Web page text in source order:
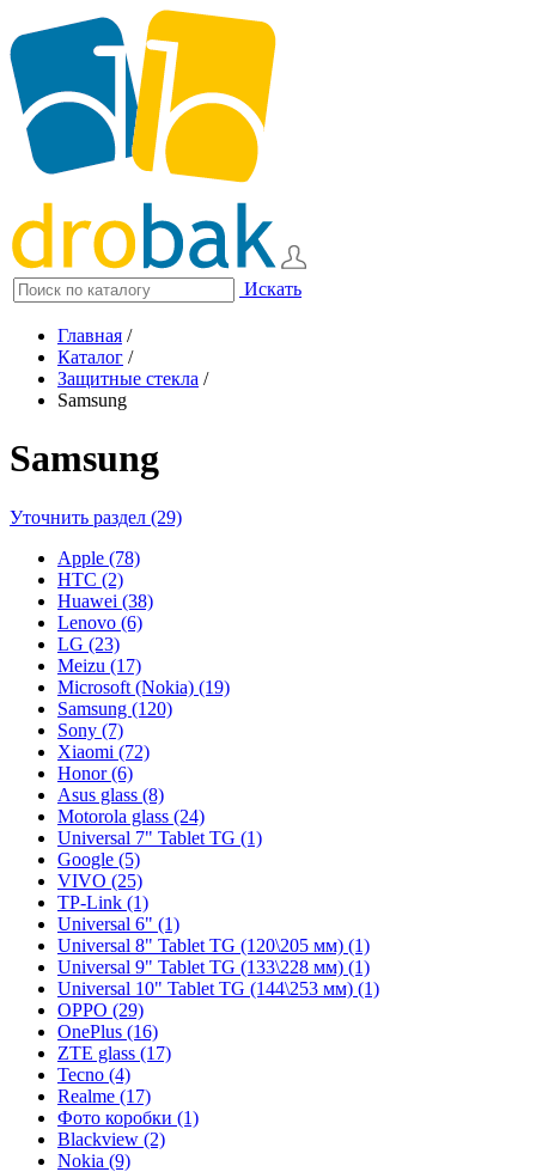
Искать
Главная /
Каталог /
Защитные стекла /
Samsung
Samsung
Уточнить раздел (29)
Apple (78)
HTC (2)
Huawei (38)
Lenovo (6)
LG (23)
Meizu (17)
Microsoft (Nokia) (19)
Samsung (120)
Sony (7)
Xiaomi (72)
Honor (6)
Asus glass (8)
Motorola glass (24)
Universal 7" Tablet TG (1)
Google (5)
VIVO (25)
TP-Link (1)
Universal 6" (1)
Universal 8" Tablet TG (120\205 мм) (1)
Universal 9" Tablet TG (133\228 мм) (1)
Universal 10" Tablet TG (144\253 мм) (1)
OPPO (29)
OnePlus (16)
ZTE glass (17)
Tecno (4)
Realme (17)
Фото коробки (1)
Blackview (2)
Nokia (9)